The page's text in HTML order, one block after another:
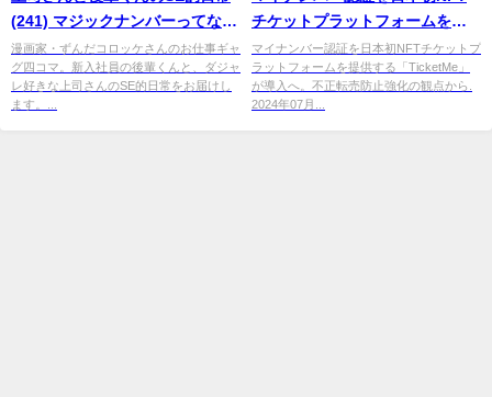
(241) マジックナンバーってなん
ですか? | マイナビニュース
漫画家・ずんだコロッケさんのお仕事ギャ
グ四コマ。新入社員の後輩くんと、ダジャ
レ好きな上司さんのSE的日常をお届けし
ます。...
チケットプラットフォームを提
供する「TicketMe」が導入へ。
不正 ...
マイナンバー認証を日本初NFTチケットプ
ラットフォームを提供する「TicketMe」
が導入へ。不正転売防止強化の観点から.
2024年07月...